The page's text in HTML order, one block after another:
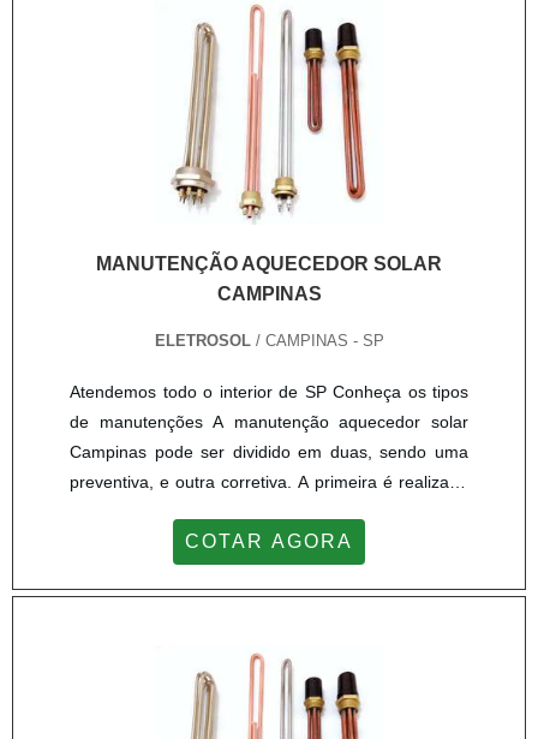
MANUTENÇÃO AQUECEDOR SOLAR
CAMPINAS
ELETROSOL / CAMPINAS - SP
Atendemos todo o interior de SP Conheça os tipos
de manutenções A manutenção aquecedor solar
Campinas pode ser dividido em duas, sendo uma
preventiva, e outra corretiva. A primeira é realizada
função dessa manutenção é de checar de forma
como fazer a verificação das placas, para
COTAR AGORA